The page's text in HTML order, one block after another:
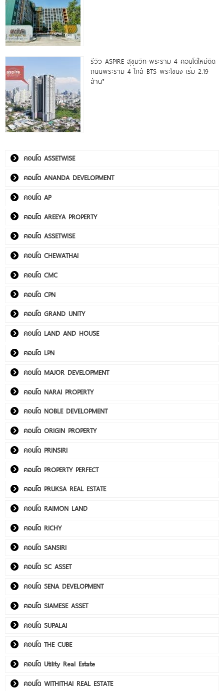
รีวิว ASPIRE สุขุมวิท-พระราม 4 คอนโดใหม่ติด
ถนนพระราม 4 ใกล้ BTS พระโขนง เริ่ม 2.19
ล้าน*
คอนโด ASSETWISE
คอนโด ANANDA DEVELOPMENT
คอนโด AP
คอนโด AREEYA PROPERTY
คอนโด ASSETWISE
คอนโด CHEWATHAI
คอนโด CMC
คอนโด CPN
คอนโด GRAND UNITY
คอนโด LAND AND HOUSE
คอนโด LPN
คอนโด MAJOR DEVELOPMENT
คอนโด NARAI PROPERTY
คอนโด NOBLE DEVELOPMENT
คอนโด ORIGIN PROPERTY
คอนโด PRINSIRI
คอนโด PROPERTY PERFECT
คอนโด PRUKSA REAL ESTATE
คอนโด RAIMON LAND
คอนโด RICHY
คอนโด SANSIRI
คอนโด SC ASSET
คอนโด SENA DEVELOPMENT
คอนโด SIAMESE ASSET
คอนโด SUPALAI
คอนโด THE CUBE
คอนโด Utility Real Estate
คอนโด WITHITHAI REAL ESTATE